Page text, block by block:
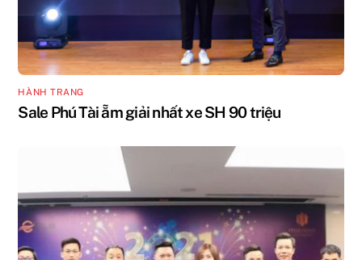
HÀNH TRANG
Sale Phú Tài ẵm giải nhất xe SH 90 triệu